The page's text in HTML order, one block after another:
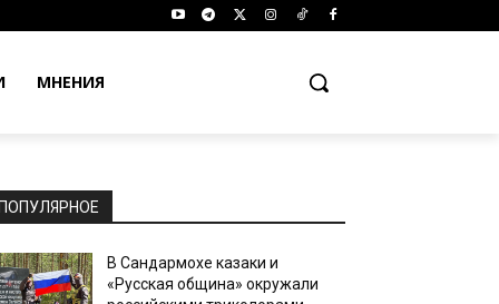
МНЕНИЯ
В Сандармохе казаки и
«Русская община» окружали